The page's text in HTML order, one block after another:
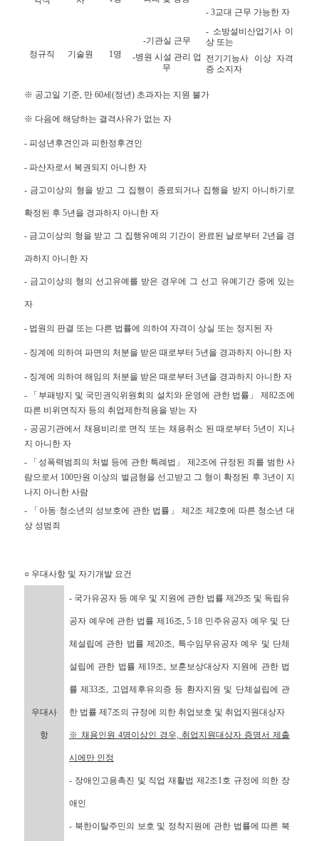
- 3교대 근무 가능한 자
정규직 기술원 1명
-기관실 근무
-병원 시설 관리 업
무
- 소방설비산업기사 이
상 또는
전기기능사 이상 자격
증 소지자
※ 공고일 기준, 만 60세(정년) 초과자는 지원 불가
※ 다음에 해당하는 결격사유가 없는 자
- 피성년후견인과 피한정후견인
- 파산자로서 복권되지 아니한 자
- 금고이상의 형을 받고 그 집행이 종료되거나 집행을 받지 아니하기로
확정된 후 5년을 경과하지 아니한 자
- 금고이상의 형을 받고 그 집행유예의 기간이 완료된 날로부터 2년을 경
과하지 아니한 자
- 금고이상의 형의 선고유예를 받은 경우에 그 선고 유예기간 중에 있는
자
- 법원의 판결 또는 다른 법률에 의하여 자격이 상실 또는 정지된 자
- 징계에 의하여 파면의 처분을 받은 때로부터 5년을 경과하지 아니한 자
- 징계에 의하여 해임의 처분을 받은 때로부터 3년을 경과하지 아니한 자
- 「부패방지 및 국민권익위원회의 설치와 운영에 관한 법률」 제82조에
따른 비위면직자 등의 취업제한적용을 받는 자
- 공공기관에서 채용비리로 면직 또는 채용취소 된 때로부터 5년이 지나
지 아니한 자
- 「성폭력범죄의 처벌 등에 관한 특례법」 제2조에 규정된 죄를 범한 사
람으로서 100만원 이상의 벌금형을 선고받고 그 형이 확정된 후 3년이 지
나지 아니한 사람
- 「아동·청소년의 성보호에 관한 법률」 제2조 제2호에 따른 청소년 대
상 성범죄
○ 우대사항 및 자기개발 요건
우대사
항
- 국가유공자 등 예우 및 지원에 관한 법률 제29조 및 독립유
공자 예우에 관한 법률 제16조, 5·18 민주유공자 예우 및 단
체설립에 관한 법률 제20조, 특수임무유공자 예우 및 단체
설립에 관한 법률 제19조, 보훈보상대상자 지원에 관한 법
률 제33조, 고엽제후유의증 등 환자지원 및 단체설립에 관
한 법률 제7조의 규정에 의한 취업보호 및 취업지원대상자
※ 채용인원 4명이상인 경우, 취업지원대상자 증명서 제출
시에만 인정
- 장애인고용촉진 및 직업 재활법 제2조1호 규정에 의한 장
애인
- 북한이탈주민의 보호 및 정착지원에 관한 법률에 따른 북